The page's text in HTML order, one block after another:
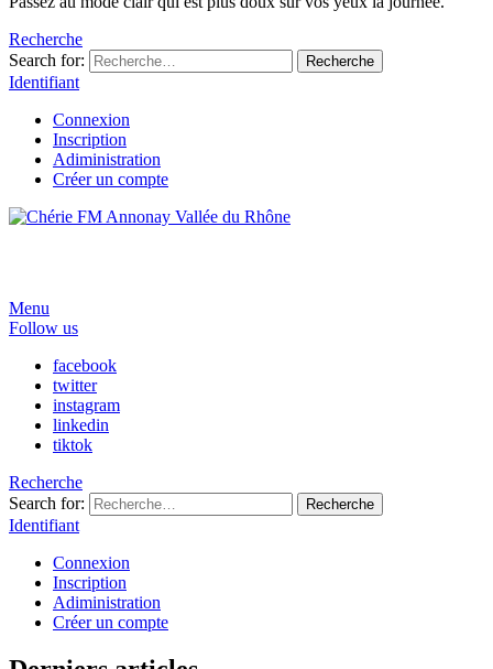
Recherche
Search for:
Recherche
Identifiant
Connexion
Inscription
Adiministration
Créer un compte
Menu
Follow us
facebook
twitter
instagram
linkedin
tiktok
Recherche
Search for:
Recherche
Identifiant
Connexion
Inscription
Adiministration
Créer un compte